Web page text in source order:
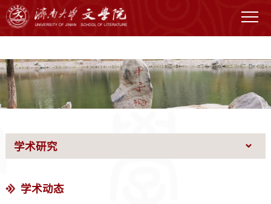
WilliamHILL中国官网
学术研究
学术动态